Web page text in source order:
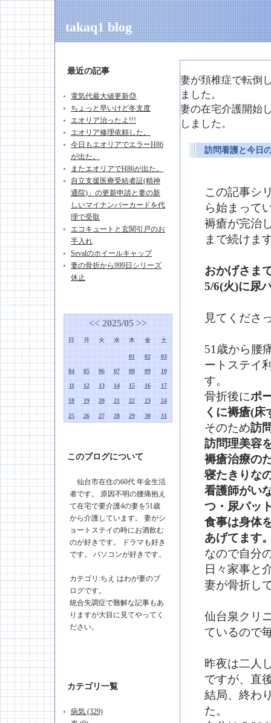
takaq1 blog
最近の記事
電気代最大値更新😓
ちょっと早いけど冬支度
エオリア治ったよ!!!
エオリア修理依頼した。
今日もエオリアでエラーH86
が出た。
またエオリアでH86が出た。
自立支援医療受給者証(精神
通院)」の更新申請と妻の新
しいマイナンバーカードを代
理で受取
エコキュートと玄関引戸のお
手入れ
Sevalのホイールキャップ
妻の骨折から999日シリーズ
休止
<< 2025/05 >>
日 月 火 水 木 金 土
01 02 03
04 05 06 07 08 09 10
11 12 13 14 15 16 17
18 19 20 21 22 23 24
25 26 27 28 29 30 31
このブログについて
仙台市在住の60代 年金生活
者です。 原因不明の腰痛抱え
て在宅で要介護4の妻を51歳
から介護しています。 妻がシ
ョートステイの時にお酒飲む
のが好きです。 ドラマも好き
です。 パソコンが好きです。
カテゴリ:ちえ はわが妻のブ
ログです。
統合失調症で難解な記事もあ
りますが大目に見てやってく
ださい。
カテゴリ一覧
病気 (329)
妻が頚椎症で転倒
ました。
妻の在宅介護開始
しました。
訪問看護と今日
この記事シ
ら始まって
褥瘡が完治
まで続けま
おかげさま
5/6(火)に尿
見てくださ
51歳から腰
ートステイ
す。
骨折後にポ
くに褥瘡(床
そのため訪
訪問理美容
褥瘡治療の
寝たきりな
看護師がい
つ・尿パッ
食事は身体
あげてます
なので自分
日々家事と
妻が骨折し
仙台泉クリ
ているので
昨夜は二人
ですが、直
結局、終わ
た。